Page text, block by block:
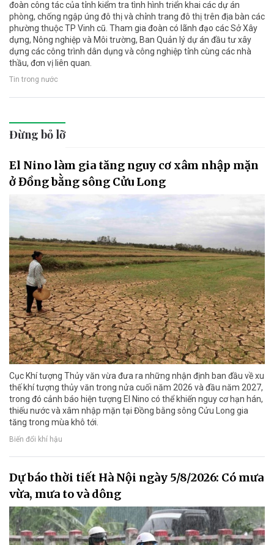
đoàn công tác của tỉnh kiểm tra tình hình triển khai các dự án
phòng, chống ngập úng đô thị và chỉnh trang đô thị trên địa bàn các
phường thuộc TP Vinh cũ. Tham gia đoàn có lãnh đạo các Sở Xây
dựng, Nông nghiệp và Môi trường, Ban Quản lý dự án đầu tư xây
dựng các công trình dân dụng và công nghiệp tỉnh cùng các nhà
thầu, đơn vị liên quan.
Tin trong nước
Đừng bỏ lỡ
El Nino làm gia tăng nguy cơ xâm nhập mặn
ở Đồng bằng sông Cửu Long
Cục Khí tượng Thủy văn vừa đưa ra những nhận định ban đầu về xu
thế khí tượng thủy văn trong nửa cuối năm 2026 và đầu năm 2027,
trong đó cảnh báo hiện tượng El Nino có thể khiến nguy cơ hạn hán,
thiếu nước và xâm nhập mặn tại Đồng bằng sông Cửu Long gia
tăng trong mùa khô tới.
Biến đổi khí hậu
Dự báo thời tiết Hà Nội ngày 5/8/2026: Có mưa
vừa, mưa to và dông